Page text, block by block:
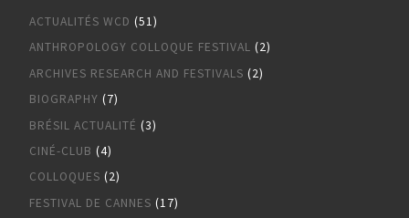
ACTUALITÉS WCD (51)
ANTHROPOLOGY COLLOQUE FESTIVAL (2)
ARCHIVES RESEARCH AND FESTIVALS (2)
BIOGRAPHY (7)
BRÉSIL ACTUALITÉ (3)
CINÉ-CLUB (4)
COLLOQUES (2)
FESTIVAL DE CANNES (17)